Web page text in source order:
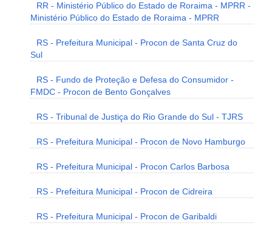
RR - Ministério Público do Estado de Roraima - MPRR -
Ministério Público do Estado de Roraima - MPRR
RS - Prefeitura Municipal - Procon de Santa Cruz do
Sul
RS - Fundo de Proteção e Defesa do Consumidor -
FMDC - Procon de Bento Gonçalves
RS - Tribunal de Justiça do Rio Grande do Sul - TJRS
RS - Prefeitura Municipal - Procon de Novo Hamburgo
RS - Prefeitura Municipal - Procon Carlos Barbosa
RS - Prefeitura Municipal - Procon de Cidreira
RS - Prefeitura Municipal - Procon de Garibaldi